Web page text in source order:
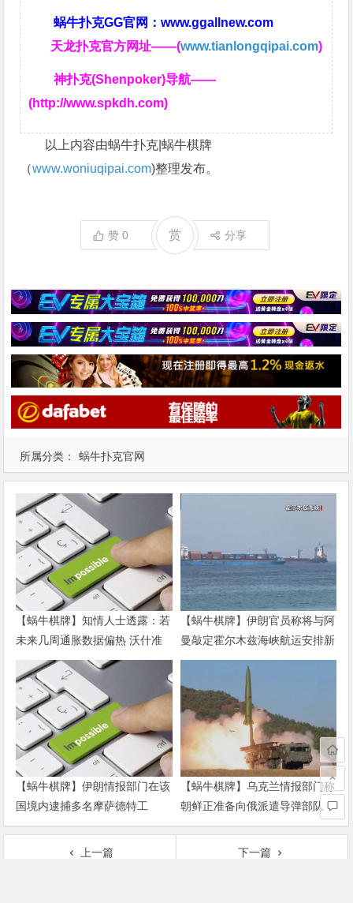
所属分类： 蜗牛扑克官网
蜗牛扑克GG官网：www.ggallnew.com
天龙扑克官方网址——(www.tianlongqipai.com)
神扑克(Shenpoker)导航——
(http://www.spkdh.com)
以上内容由蜗牛扑克|蜗牛棋牌
（www.woniuqipai.com)整理发布。
赞0 赏 分享
【蜗牛棋牌】知情人士透露：若
未来几周通胀数据偏热 沃什准
备好加息
【蜗牛棋牌】伊朗官员称将与阿
曼敲定霍尔木兹海峡航运安排新
协议
【蜗牛棋牌】伊朗情报部门在该
国境内逮捕多名摩萨德特工
【蜗牛棋牌】乌克兰情报部门称
朝鲜正准备向俄派遣导弹部队
上一篇
下一篇